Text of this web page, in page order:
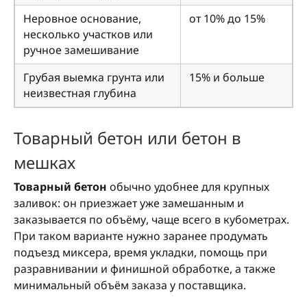
Неровное основание,
несколько участков или
ручное замешивание
от 10% до 15%
Грубая выемка грунта или
неизвестная глубина
15% и больше
Товарный бетон или бетон в
мешках
Товарный бетон обычно удобнее для крупных
заливок: он приезжает уже замешанным и
заказывается по объёму, чаще всего в кубометрах.
При таком варианте нужно заранее продумать
подъезд миксера, время укладки, помощь при
разравнивании и финишной обработке, а также
минимальный объём заказа у поставщика.